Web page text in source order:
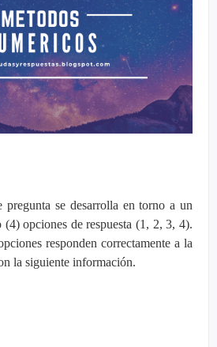
pregunta se desarrolla en torno a un
opciones de respuesta (1, 2, 3, 4).
responden correctamente a la
la siguiente información.